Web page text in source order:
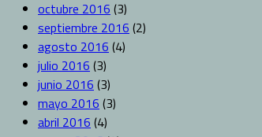
octubre 2016 (3)
septiembre 2016 (2)
agosto 2016 (4)
julio 2016 (3)
junio 2016 (3)
mayo 2016 (3)
abril 2016 (4)